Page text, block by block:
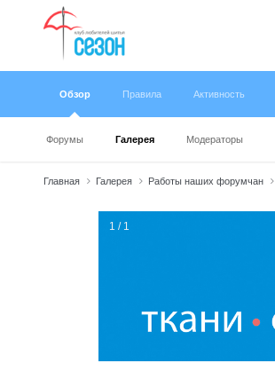
Обзор
Форумы Галерея Модераторы
Правила Активность
Главная Галерея Работы наших форумчан
1 / 1